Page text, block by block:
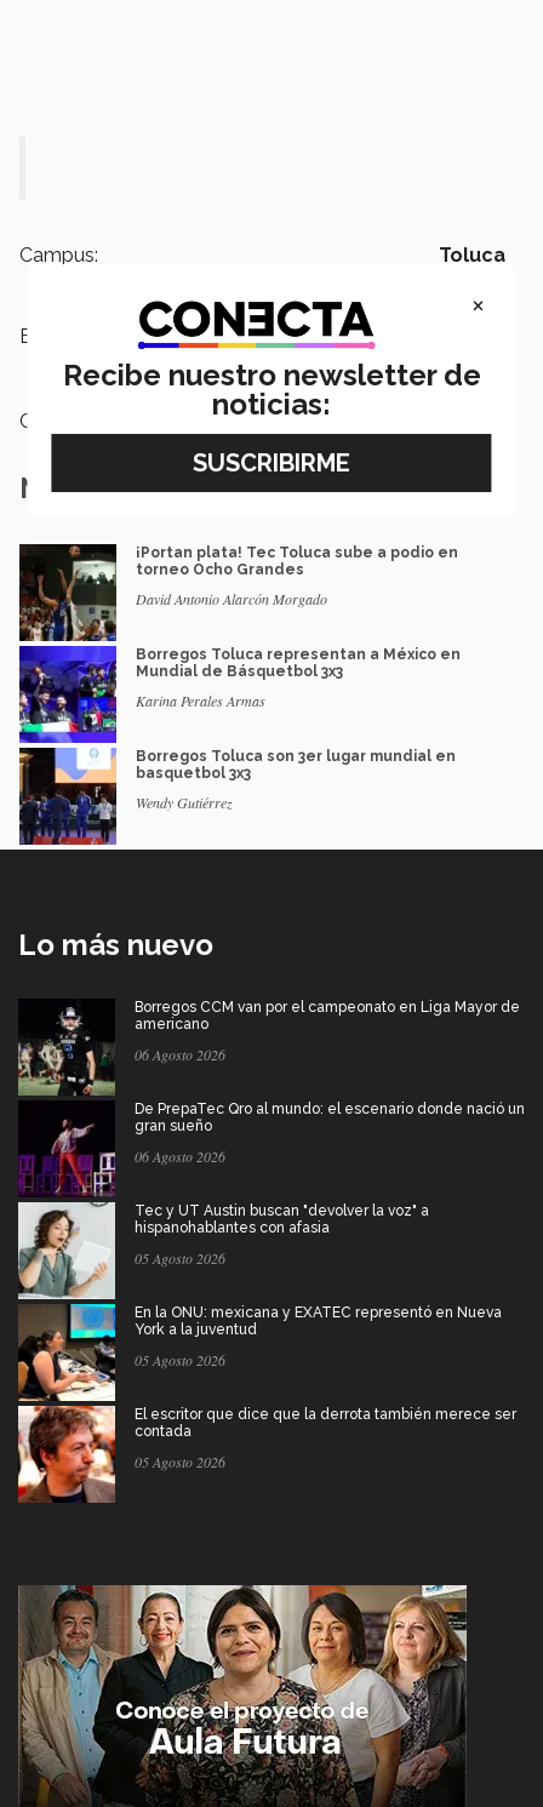
Campus: Toluca
Etiquetas: Liga de los 8 Grandes,
Plata
Categoría:
Notas Relacionadas
¡Portan plata! Tec Toluca sube a podio en
torneo Ocho Grandes
David Antonio Alarcón Morgado
Borregos Toluca representan a México en
Mundial de Básquetbol 3x3
Karina Perales Armas
Borregos Toluca son 3er lugar mundial en
basquetbol 3x3
Wendy Gutiérrez
Lo más nuevo
Borregos CCM van por el campeonato en Liga Mayor de
americano
06 Agosto 2026
De PrepaTec Qro al mundo: el escenario donde nació un
gran sueño
06 Agosto 2026
Tec y UT Austin buscan "devolver la voz" a
hispanohablantes con afasia
05 Agosto 2026
En la ONU: mexicana y EXATEC representó en Nueva
York a la juventud
05 Agosto 2026
El escritor que dice que la derrota también merece ser
contada
05 Agosto 2026
×
Recibe nuestro newsletter de
noticias: